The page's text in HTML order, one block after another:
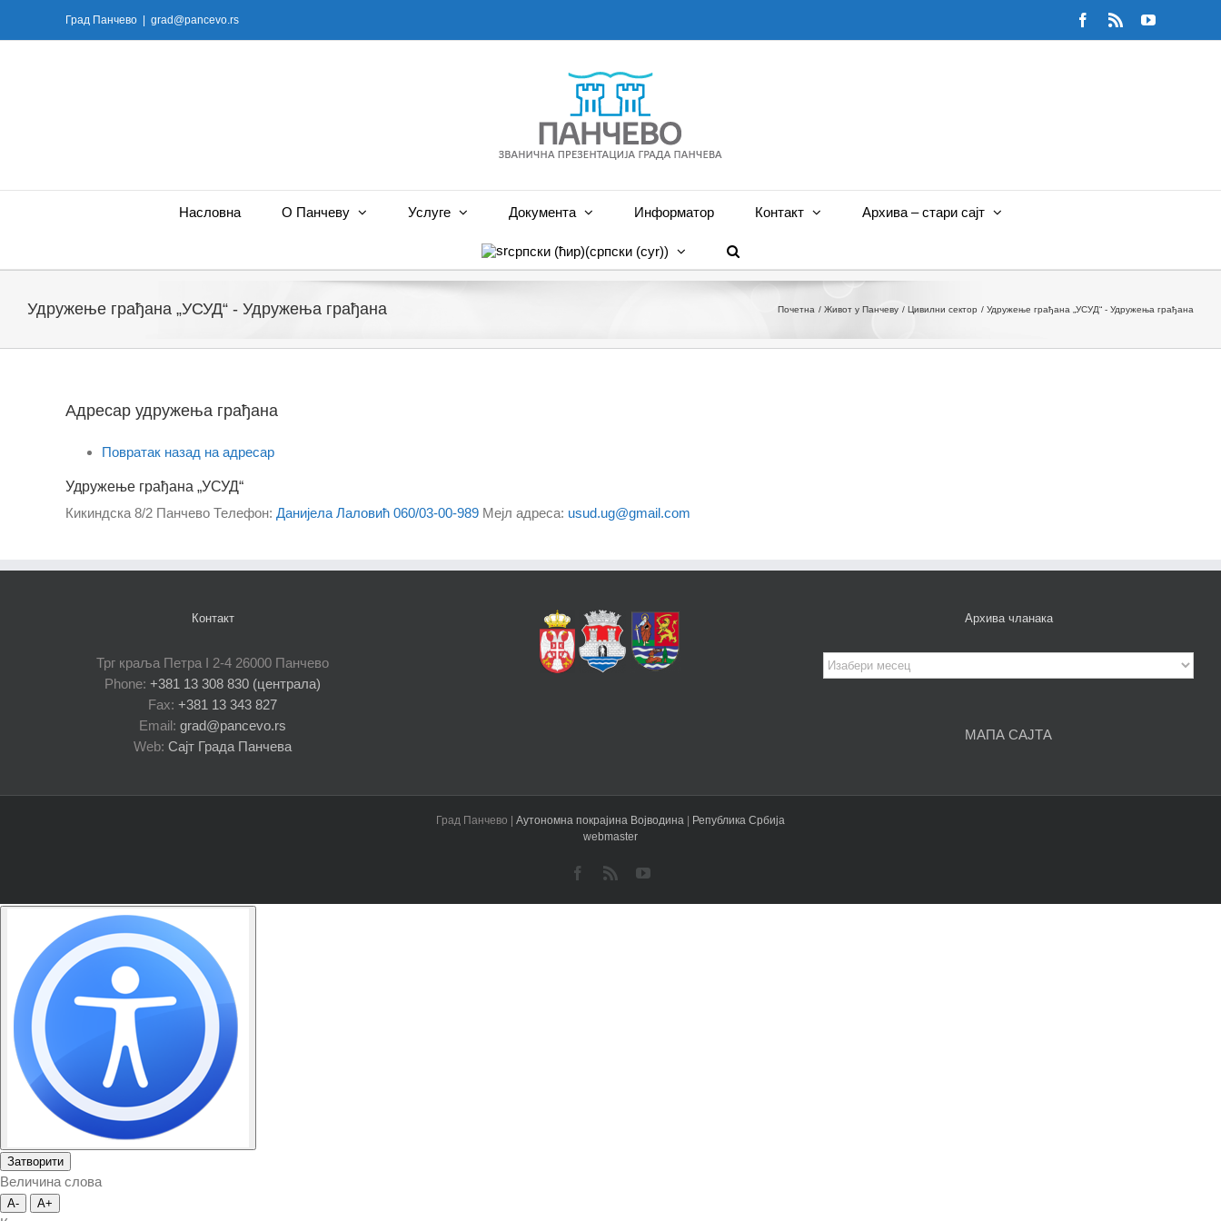
Град Панчево grad@pancevo.rs Facebook
Rss YouTube
Насловна О Панчеву Услуге Документа Информатор Контакт Архива – стари сајт
српски (ћир)(српски (cyr))
Удружење грађана „УСУД“ - Удружења грађана Почетна Живот у Панчеву Цивилни сектор Удружење грађана „УСУД“ - Удружења грађана
Адресар удружења грађана
Повратак назад на адресар
Удружење грађана „УСУД“
Кикиндска 8/2 Панчево Телефон: Данијела Лаловић 060/03-00-989 Мејл адреса: usud.ug@gmail.com
Контакт
Трг краља Петра I 2-4 26000 Панчево
Phone: +381 13 308 830 (централа)
Fax: +381 13 343 827
Email: grad@pancevo.rs
Web: Сајт Града Панчева
Архива чланака
Архива
чланака
МАПА САЈТА
Град Панчево | Аутономна покрајина Војводина | Република Србија
webmaster
Facebook
Rss YouTube
Затворити
Величина слова
A- A+